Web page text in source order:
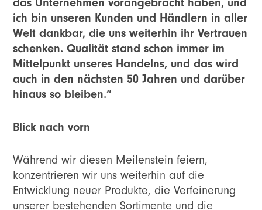
ich bin unseren Kunden und Händlern in aller
Welt dankbar, die uns weiterhin ihr Vertrauen
schenken. Qualität stand schon immer im
Mittelpunkt unseres Handelns, und das wird
auch in den nächsten 50 Jahren und darüber
hinaus so bleiben.“
Blick nach vorn
Während wir diesen Meilenstein feiern,
konzentrieren wir uns weiterhin auf die
Entwicklung neuer Produkte, die Verfeinerung
unserer bestehenden Sortimente und die